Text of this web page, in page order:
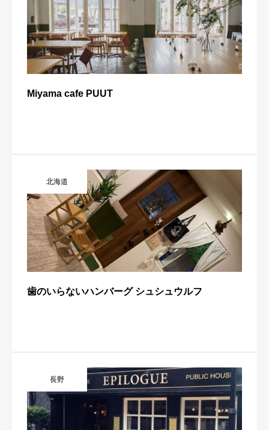
Miyama cafe PUUT
北海道
歯のいらないハンバーグ シュシュウルフ
長野